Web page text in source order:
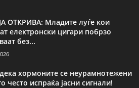
ОТКРИВА: Младите луѓе кои
електронски цигари побрзо
без...
хормоните се неурамнотежени
често испраќа јасни сигнали!